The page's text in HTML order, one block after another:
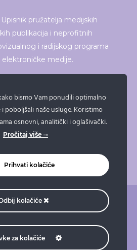
pružatelja medijskih
publikacija i neprofitnih
i radijskog programa
elektroničke medije.
Naruči taksi
bismo Vam ponudili optimalno
poboljšali naše usluge. Koristimo
osnovni, analitički i oglašivački.
Pročitaj više
Prihvati kolačiće
kolačiće
za kolačiće